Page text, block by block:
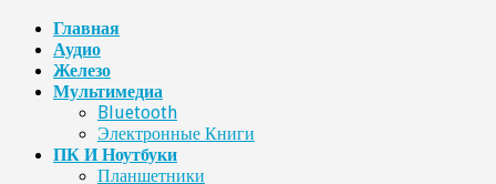
Главная
Аудио
Железо
Мультимедиа
Bluetooth
Электронные Книги
ПК И Ноутбуки
Планшетники